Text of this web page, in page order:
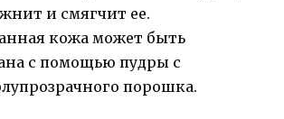
и смягчит ее.
кожа может быть
с помощью пудры с
порошка.